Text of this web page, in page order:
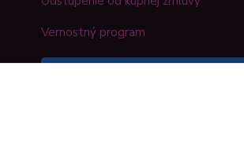
Vernostný program